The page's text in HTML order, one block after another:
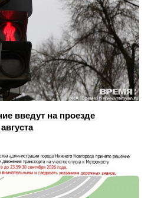
введут на проезде